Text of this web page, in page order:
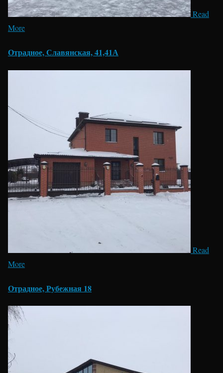
Read
More
Отрадное, Славянская, 41,41А
Read
More
Отрадное, Рубежная 18